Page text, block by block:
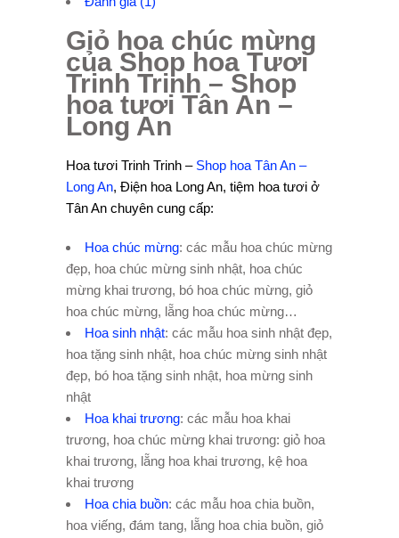
Giỏ hoa chúc mừng
của Shop hoa Tươi
Trinh Trinh – Shop
hoa tươi Tân An –
Long An
Hoa tươi Trinh Trinh – Shop hoa Tân An –
Long An, Điện hoa Long An, tiệm hoa tươi ở
Tân An chuyên cung cấp:
Hoa chúc mừng: các mẫu hoa chúc mừng
đẹp, hoa chúc mừng sinh nhật, hoa chúc
mừng khai trương, bó hoa chúc mừng, giỏ
hoa chúc mừng, lẵng hoa chúc mừng…
Hoa sinh nhật: các mẫu hoa sinh nhật đẹp,
hoa tặng sinh nhật, hoa chúc mừng sinh nhật
đẹp, bó hoa tặng sinh nhật, hoa mừng sinh
nhật
Hoa khai trương: các mẫu hoa khai
trương, hoa chúc mừng khai trương: giỏ hoa
khai trương, lẵng hoa khai trương, kệ hoa
khai trương
Hoa chia buồn: các mẫu hoa chia buồn,
hoa viếng, đám tang, lẵng hoa chia buồn, giỏ